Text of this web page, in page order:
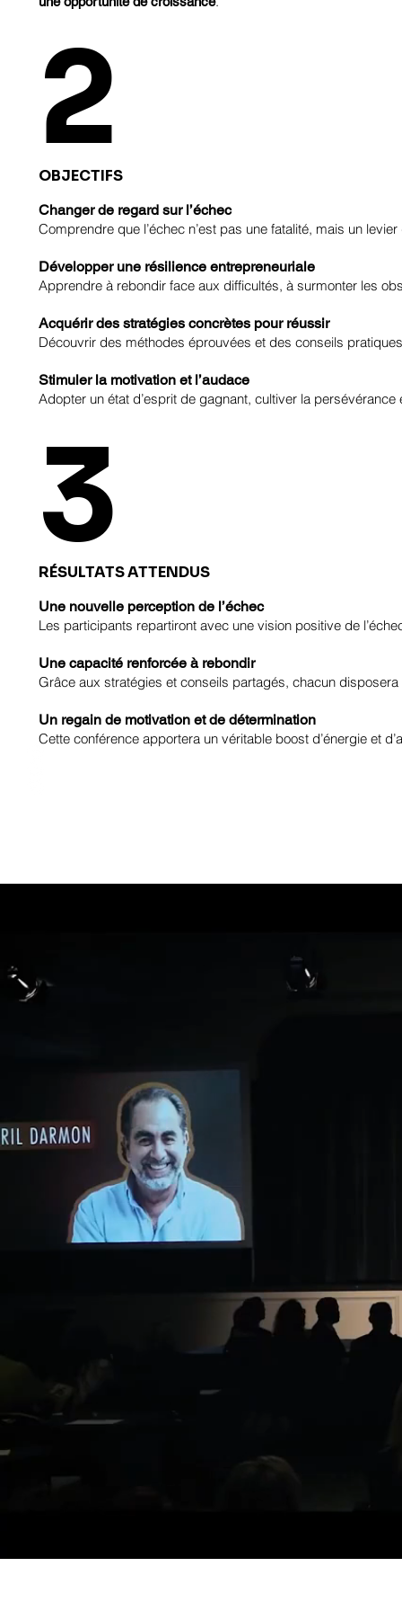
2
OBJECTIFS
Changer de regard sur l’échec
Comprendre que l’échec n’est pas une fatalité, mais un
Développer une résilience entrepreneuriale
Apprendre à rebondir face aux difficultés, à surmonter les
Acquérir des stratégies concrètes pour réussir
Découvrir des méthodes éprouvées et des conseils
Stimuler la motivation et l’audace
Adopter un état d’esprit de gagnant, cultiver la
3
RÉSULTATS ATTENDUS
Une nouvelle perception de l’échec
Les participants repartiront avec une vision positive de
Une capacité renforcée à rebondir
Grâce aux stratégies et conseils partagés, chacun
Un regain de motivation et de détermination
Cette conférence apportera un véritable boost d’énergie et